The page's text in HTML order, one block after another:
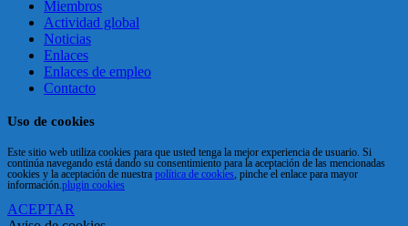
Miembros
Actividad global
Noticias
Enlaces
Enlaces de empleo
Contacto
Uso de cookies
Este sitio web utiliza cookies para que usted tenga la mejor experiencia de usuario. Si
continúa navegando está dando su consentimiento para la aceptación de las mencionadas
cookies y la aceptación de nuestra política de cookies , pinche el enlace para mayor
información. plugin cookies
ACEPTAR